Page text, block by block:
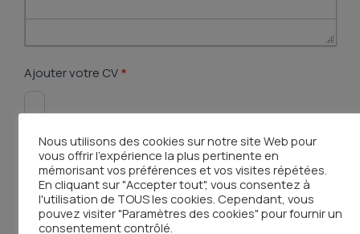
Ajouter votre CV*
Ajouter votre lettre de motivation (conseillé)
Nous utilisons des cookies sur notre site Web pour
vous offrir l'expérience la plus pertinente en
mémorisant vos préférences et vos visites répétées.
En cliquant sur "Accepter tout", vous consentez à
l'utilisation de TOUS les cookies. Cependant, vous
pouvez visiter "Paramètres des cookies" pour fournir un
consentement contrôlé.